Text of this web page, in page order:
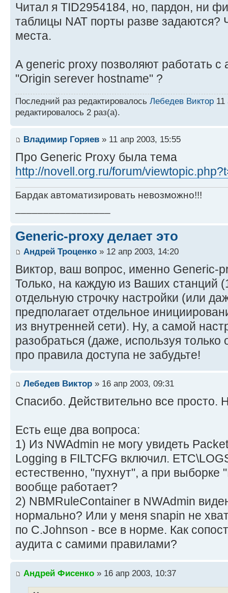
Читал я TID2954184, но, пардон, ни
таблицы NAT порты разве задаются?
места.
А generic proxy позволяют работать c
"Origin serever hostname" ?
Последний раз редактировалось Лебедев Виктор 11
редактировалось 2 раз(а).
Владимир Горяев » 11 апр 2003, 15:55
Про Generic Proxy была тема
http://novell.org.ru/forum/
Бардак автоматизировать невозможно!!!
Generic-proxy делает это
Андрей Троценко » 12 апр 2003, 14:20
Виктор, ваш вопрос, именно Generic-
Только, на каждую из Ваших станций
отдельную строчку настройки (или
предполагает отдельное
из внутренней сети). Ну, а самой
разобраться (даже, используя
про правила доступа не забудьте!
Лебедев Виктор » 16 апр 2003, 09:31
Спасибо. Действительно все просто.
Есть еще два вопроса:
1) Из NWAdmin не могу увидеть
Logging в FILTCFG включил.
естественно, "пухнут", а при
вообще работает?
2) NBMRuleContainer в NWAdmin
нормально? Или у меня snapin не
по C.Johnson - все в норме. Как
аудита с самими правилами?
Андрей Фисенко » 16 апр 2003, 10:37